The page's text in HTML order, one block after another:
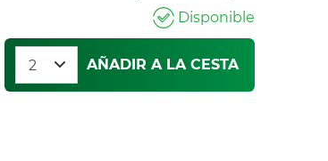
Disponible
AÑADIR A LA CESTA